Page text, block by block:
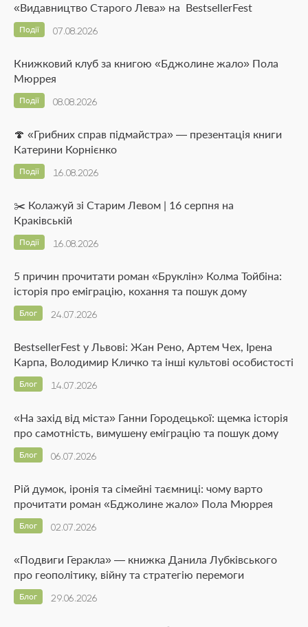
«Видавництво Старого Лева» на BestsellerFest
07.08.2026
Події
Книжковий клуб за книгою «Бджолине жало» Пола
Мюррея
08.08.2026
Події
🍄 «Грибних справ підмайстра» — презентація книги
Катерини Корнієнко
16.08.2026
Події
✂️ Колажуй зі Старим Левом | 16 серпня на
Краківській
16.08.2026
Події
5 причин прочитати роман «Бруклін» Колма Тойбіна:
історія про еміграцію, кохання та пошук дому
24.07.2026
Блог
BestsellerFest у Львові: Жан Рено, Артем Чех, Ірена
Карпа, Володимир Кличко та інші культові особистості
14.07.2026
Блог
«На захід від міста» Ганни Городецької: щемка історія
про самотність, вимушену еміграцію та пошук дому
06.07.2026
Блог
Рій думок, іронія та сімейні таємниці: чому варто
прочитати роман «Бджолине жало» Пола Мюррея
02.07.2026
Блог
«Подвиги Геракла» — книжка Данила Лубківського
про геополітику, війну та стратегію перемоги
29.06.2026
Блог